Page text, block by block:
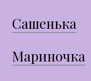
Сашенька
Мариночка